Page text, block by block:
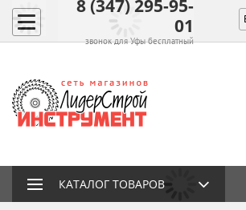
8 (347) 295-95-
01
звонок для Уфы бесплатный
КАТАЛОГ ТОВАРОВ